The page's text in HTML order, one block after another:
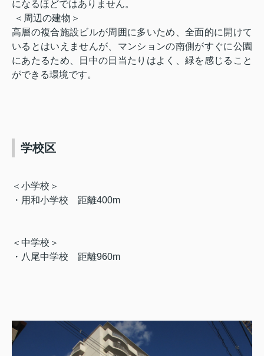
になるほどではありません。
＜周辺の建物＞
高層の複合施設ビルが周囲に多いため、全面的に開けて
いるとはいえませんが、マンションの南側がすぐに公園
にあたるため、日中の日当たりはよく、緑を感じること
ができる環境です。
学校区
＜小学校＞
・用和小学校 距離400m
＜中学校＞
・八尾中学校 距離960m